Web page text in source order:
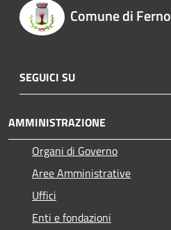
Comune di Ferno
SEGUICI SU
AMMINISTRAZIONE
Organi di Governo
Aree Amministrative
Uffici
Enti e fondazioni